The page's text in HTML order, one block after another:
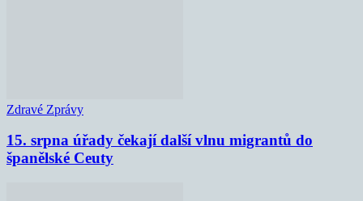
Zdravé Zprávy
15. srpna úřady čekají další vlnu migrantů do
španělské Ceuty